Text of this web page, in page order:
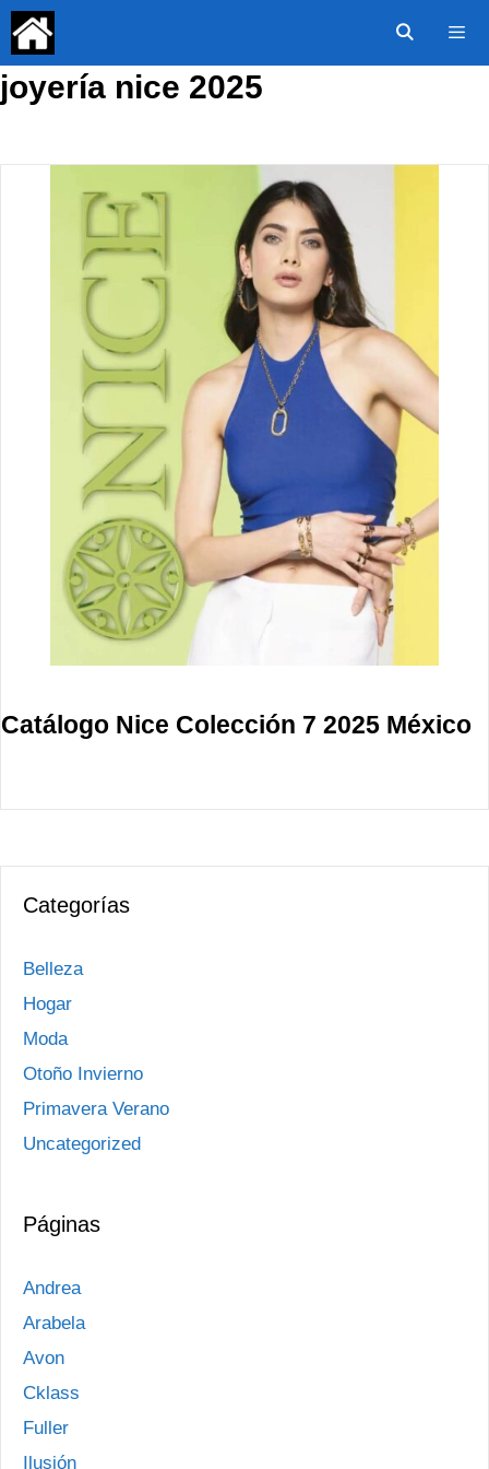
Saltar
contenido
joyería nice 2025
Catálogo Nice Colección 7 2025 México
Categorías
Belleza
Hogar
Moda
Otoño Invierno
Primavera Verano
Uncategorized
Páginas
Andrea
Arabela
Avon
Cklass
Fuller
Ilusión